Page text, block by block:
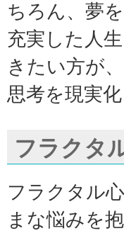
ちろん、夢
充実した人
きたい方が、
思考を現実
フラクタ
フラクタル
まな悩みを